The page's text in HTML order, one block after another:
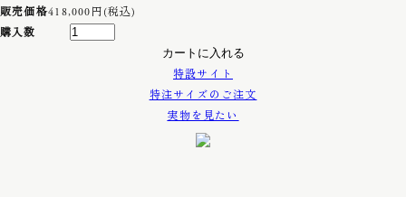
販売価格418,000円(税込)
購入数
特設サイト
特注サイズのご注文
実物を見たい